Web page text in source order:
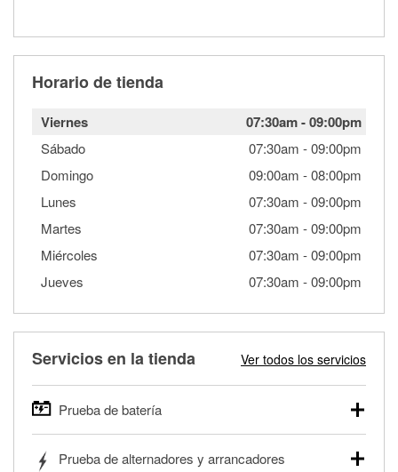
Horario de tienda
Viernes 07:30am-09:00pm
Sábado 07:30am -09:00pm
Domingo
09:00am -08:00pm
Lunes
07:30am -09:00pm
Martes
07:30am -09:00pm
Miércoles
07:30am -09:00pm
Jueves
07:30am -09:00pm
Servicios en la tienda Ver todos los servicios
Prueba de batería
autos, camionetas, SUVs, vehículos comerciales y
Prueba de alternadores y arrancadores